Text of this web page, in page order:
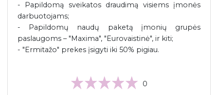
- Papildomą sveikatos draudimą visiems įmonės
darbuotojams;
- Papildomų naudų paketą įmonių grupės
paslaugoms – "Maxima", "Eurovaistinė", ir kiti;
- "Ermitažo" prekes įsigyti iki 50% pigiau.
0